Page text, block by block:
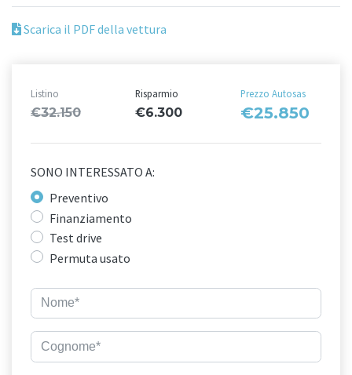
Scarica il PDF della vettura
Listino
€32.150
Risparmio
€6.300
Prezzo Autosas
€25.850
SONO INTERESSATO A:
Preventivo
Finanziamento
Test drive
Permuta usato